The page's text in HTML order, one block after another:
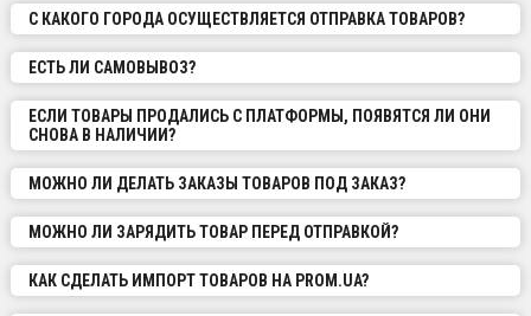
С КАКОГО ГОРОДА ОСУЩЕСТВЛЯЕТСЯ ОТПРАВКА ТОВАРОВ?
ЕСТЬ ЛИ САМОВЫВОЗ?
ЕСЛИ ТОВАРЫ ПРОДАЛИСЬ С ПЛАТФОРМЫ, ПОЯВЯТСЯ ЛИ ОНИ
СНОВА В НАЛИЧИИ?
МОЖНО ЛИ ДЕЛАТЬ ЗАКАЗЫ ТОВАРОВ ПОД ЗАКАЗ?
МОЖНО ЛИ ЗАРЯДИТЬ ТОВАР ПЕРЕД ОТПРАВКОЙ?
КАК СДЕЛАТЬ ИМПОРТ ТОВАРОВ НА PROM.UA?